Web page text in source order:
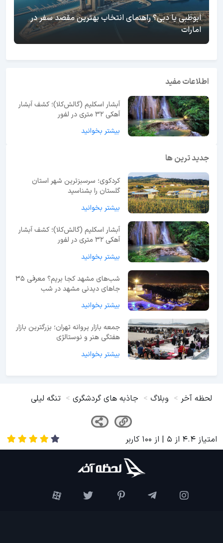
ابوظبی یا دبی؟ راهنمای انتخاب بهترین مقصد سفر در
امارات
اطلاعات مفید
آبشار اسکلیم (گالش‌کلا)؛ کشف آبشار
آهکی ۳۲ متری در لفور
بیشتر بخوانید
جدید ترین ها
کردکوی؛ سرسبزترین شهر استان
گلستان را بشناسید
بیشتر بخوانید
آبشار اسکلیم (گالش‌کلا)؛ کشف آبشار
آهکی ۳۲ متری در لفور
بیشتر بخوانید
شب‌های مشهد کجا بریم؟ معرفی 35
جاهای دیدنی مشهد در شب
بیشتر بخوانید
جمعه بازار پروانه تهران؛ بزرگترین بازار
هفتگی هنر و نوستالژی
بیشتر بخوانید
لحظه آخر وبلاگ جاذبه های گردشگری تنگه لیلی
امتیاز 4.4 از 5 | از 100 کاربر